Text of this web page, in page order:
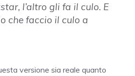
l’altro gli fa il culo. E
che faccio il culo a
versione sia reale quanto